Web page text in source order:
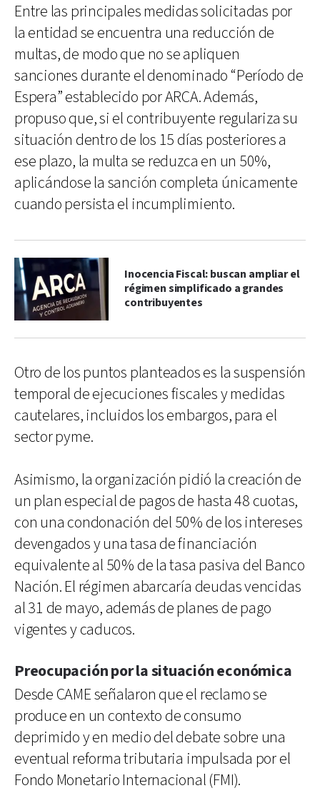
Entre las principales medidas solicitadas por
la entidad se encuentra una reducción de
multas, de modo que no se apliquen
sanciones durante el denominado “Período de
Espera” establecido por ARCA. Además,
propuso que, si el contribuyente regulariza su
situación dentro de los 15 días posteriores a
ese plazo, la multa se reduzca en un 50%,
aplicándose la sanción completa únicamente
cuando persista el incumplimiento.
Inocencia Fiscal: buscan ampliar el
régimen simplificado a grandes
contribuyentes
Otro de los puntos planteados es la suspensión
temporal de ejecuciones fiscales y medidas
cautelares, incluidos los embargos, para el
sector pyme.
Asimismo, la organización pidió la creación de
un plan especial de pagos de hasta 48 cuotas,
con una condonación del 50% de los intereses
devengados y una tasa de financiación
equivalente al 50% de la tasa pasiva del Banco
Nación. El régimen abarcaría deudas vencidas
al 31 de mayo, además de planes de pago
vigentes y caducos.
Preocupación por la situación económica
Desde CAME señalaron que el reclamo se
produce en un contexto de consumo
deprimido y en medio del debate sobre una
eventual reforma tributaria impulsada por el
Fondo Monetario Internacional (FMI).